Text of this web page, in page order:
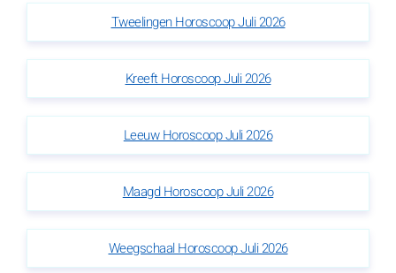
Tweelingen Horoscoop Juli 2026
Kreeft Horoscoop Juli 2026
Leeuw Horoscoop Juli 2026
Maagd Horoscoop Juli 2026
Weegschaal Horoscoop Juli 2026